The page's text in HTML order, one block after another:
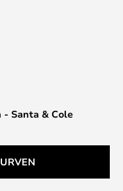
Santa & Cole